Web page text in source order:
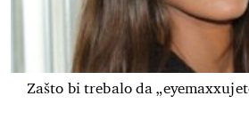
Zašto bi trebalo da